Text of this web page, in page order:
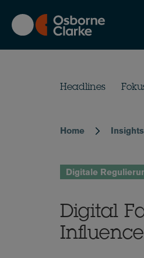
main
content
Headlines
Breadcrumb
Home Insights
Digitale
Digital